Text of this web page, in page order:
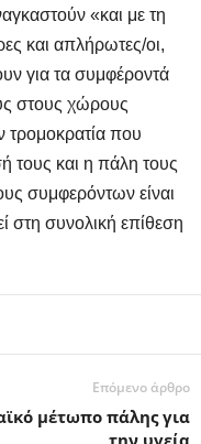
«και με τη
και απλήρωτες/οι,
για τα συμφέροντά
στους χώρους
τρομοκρατία που
τους και η πάλη τους
συμφερόντων είναι
στη συνολική επίθεση
Επόμενο άρθρο
μέτωπο πάλης για
την υγεία